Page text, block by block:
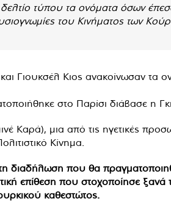
τύπου τα ονόματα όσων
του Κινήματος των
Γιουκσέλ Κιος ανακοίνωσαν
στο Παρίσι διάβασε η
Καρά), μια από τις ηγετικές
Κίνημα.
διαδήλωση που θα
επίθεση που στοχοποίησε
καθεστώτος.